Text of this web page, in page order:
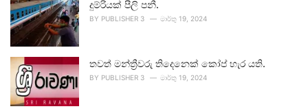
දුම්රියක් පීලි පනී.
BY PUBLISHER 3 මාර්තු 19, 2024
තවත් මන්ත්‍රීවරු තිදෙනෙක් කෝප් හැර යති.
BY PUBLISHER 3 මාර්තු 19, 2024